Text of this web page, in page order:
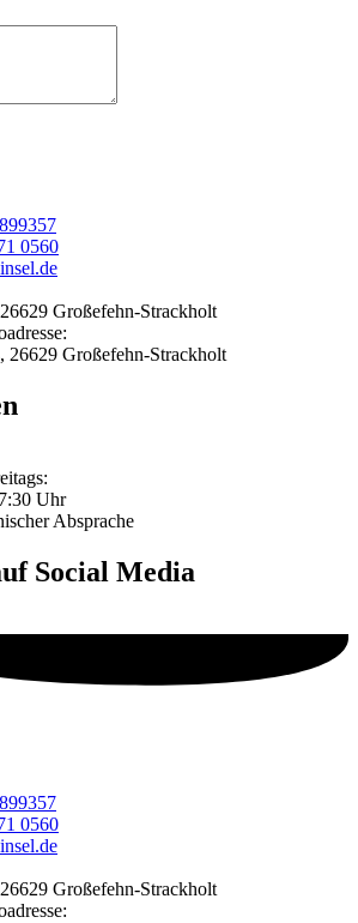
0560
Großefehn-Strackholt
26629 Großefehn-Strackholt
Uhr
Absprache
Social Media
0560
Großefehn-Strackholt